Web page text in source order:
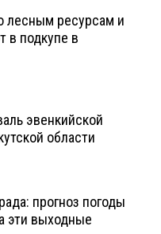
лесным ресурсам и
в подкупе в
эвенкийской
области
прогноз погоды
эти выходные